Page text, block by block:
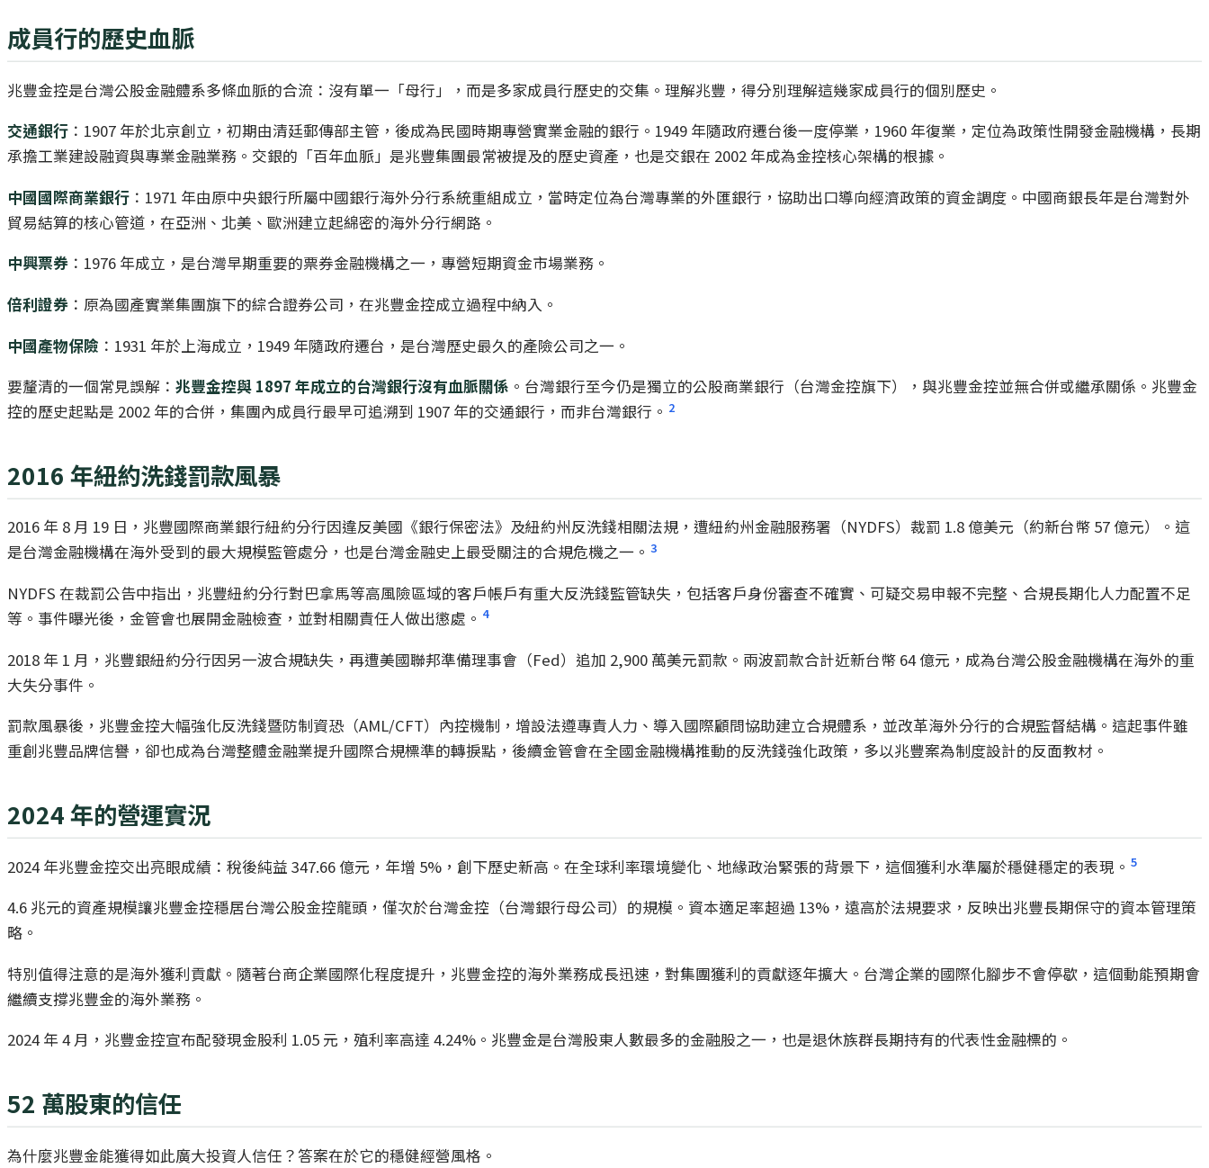
成員行的歷史血脈
兆豐金控是台灣公股金融體系多條血脈的合流：沒有單一「母行」，而是多家成員行歷史的交集。理解兆豐，得分別理解這幾家成員行的個別歷史。
交通銀行 ：1907 年於北京創立，初期由清廷郵傳部主管，後成為民國時期專營實業金融的銀行。1949 年隨政府遷台後一度停業，1960 年復業，定位為政策性開發金融機構，長期
承擔工業建設融資與專業金融業務。交銀的「百年血脈」是兆豐集團最常被提及的歷史資產，也是交銀在 2002 年成為金控核心架構的根據。
中國國際商業銀行 ：1971 年由原中央銀行所屬中國銀行海外分行系統重組成立，當時定位為台灣專業的外匯銀行，協助出口導向經濟政策的資金調度。中國商銀長年是台灣對外
貿易結算的核心管道，在亞洲、北美、歐洲建立起綿密的海外分行網路。
中興票券 ：1976 年成立，是台灣早期重要的票券金融機構之一，專營短期資金市場業務。
倍利證券 ：原為國產實業集團旗下的綜合證券公司，在兆豐金控成立過程中納入。
中國產物保險 ：1931 年於上海成立，1949 年隨政府遷台，是台灣歷史最久的產險公司之一。
要釐清的一個常見誤解： 兆豐金控與 1897 年成立的台灣銀行沒有血脈關係 。台灣銀行至今仍是獨立的公股商業銀行（台灣金控旗下），與兆豐金控並無合併或繼承關係。兆豐金
控的歷史起點是 2002 年的合併，集團內成員行最早可追溯到 1907 年的交通銀行，而非台灣銀行。 2
2016 年紐約洗錢罰款風暴
2016 年 8 月 19 日，兆豐國際商業銀行紐約分行因違反美國《銀行保密法》及紐約州反洗錢相關法規，遭紐約州金融服務署（NYDFS）裁罰 1.8 億美元（約新台幣 57 億元）。這
是台灣金融機構在海外受到的最大規模監管處分，也是台灣金融史上最受關注的合規危機之一。 3
NYDFS 在裁罰公告中指出，兆豐紐約分行對巴拿馬等高風險區域的客戶帳戶有重大反洗錢監管缺失，包括客戶身份審查不確實、可疑交易申報不完整、合規長期化人力配置不足
等。事件曝光後，金管會也展開金融檢查，並對相關責任人做出懲處。 4
2018 年 1 月，兆豐銀紐約分行因另一波合規缺失，再遭美國聯邦準備理事會（Fed）追加 2,900 萬美元罰款。兩波罰款合計近新台幣 64 億元，成為台灣公股金融機構在海外的重
大失分事件。
罰款風暴後，兆豐金控大幅強化反洗錢暨防制資恐（AML/CFT）內控機制，增設法遵專責人力、導入國際顧問協助建立合規體系，並改革海外分行的合規監督結構。這起事件雖
重創兆豐品牌信譽，卻也成為台灣整體金融業提升國際合規標準的轉捩點，後續金管會在全國金融機構推動的反洗錢強化政策，多以兆豐案為制度設計的反面教材。
2024 年的營運實況
2024 年兆豐金控交出亮眼成績：稅後純益 347.66 億元，年增 5%，創下歷史新高。在全球利率環境變化、地緣政治緊張的背景下，這個獲利水準屬於穩健穩定的表現。 5
4.6 兆元的資產規模讓兆豐金控穩居台灣公股金控龍頭，僅次於台灣金控（台灣銀行母公司）的規模。資本適足率超過 13%，遠高於法規要求，反映出兆豐長期保守的資本管理策
略。
特別值得注意的是海外獲利貢獻。隨著台商企業國際化程度提升，兆豐金控的海外業務成長迅速，對集團獲利的貢獻逐年擴大。台灣企業的國際化腳步不會停歇，這個動能預期會
繼續支撐兆豐金的海外業務。
2024 年 4 月，兆豐金控宣布配發現金股利 1.05 元，殖利率高達 4.24%。兆豐金是台灣股東人數最多的金融股之一，也是退休族群長期持有的代表性金融標的。
52 萬股東的信任
為什麼兆豐金能獲得如此廣大投資人信任？答案在於它的穩健經營風格。